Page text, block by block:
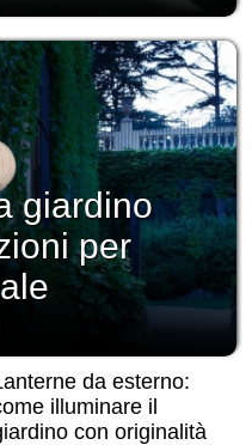
giardino
per
da esterno:
illuminare il
con originalità